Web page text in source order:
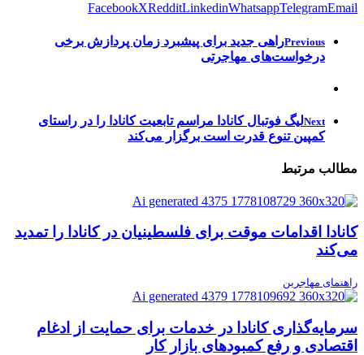
FacebookXRedditLinkedinWhatsappTelegramEmail
Previousراهی جدید برای پیشبرد زمان پردازش برخی
درخواست‌های مهاجرتی
Nextلیگ فوتبال کانادا مراسم تابعیت کانادا را در راستای
کمپین تنوع قدرت است برگزار می‌کند
مطالب مرتبط
کانادا اقدامات موقت برای فلسطینیان در کانادا را تمدید
می‌کند
راهنمای مهاجرین
سرمایه‌گذاری کانادا در خدمات برای حمایت از ادغام
اقتصادی و رفع کمبودهای بازار کار